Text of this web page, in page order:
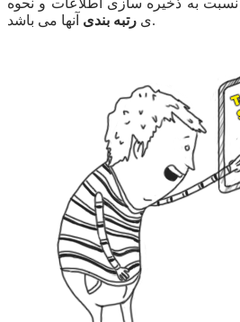
نسبت به ذخیره سازی اطلاعات و نحوه
ی رتبه بندی آنها می باشد.